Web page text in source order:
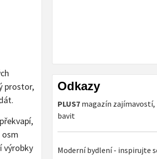
prostor,
osm
výrobky
Odkazy
PLUS7 magazín zajímavostí,
bavit
Moderní bydlení - inspirujte